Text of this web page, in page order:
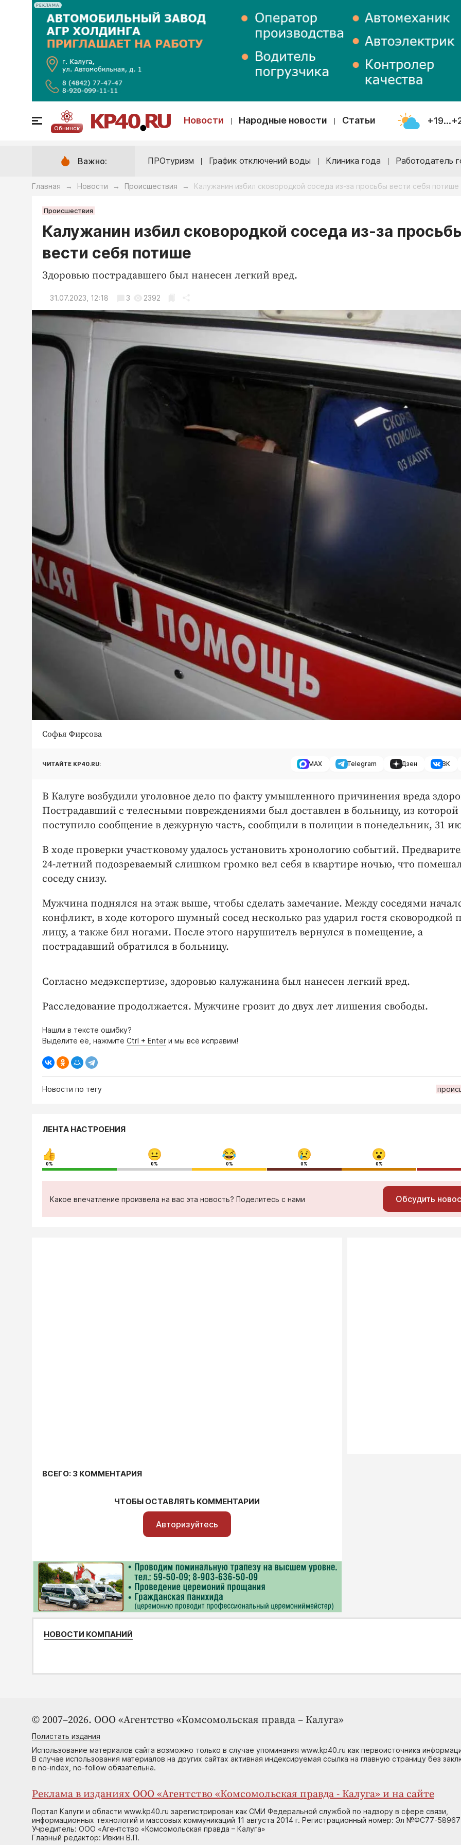
РЕКЛАМА
Обнинск
Новости Народные новости Статьи
Важно: ПРОтуризм График отключений воды Клиника года Работодатель
Главная → Новости → Происшествия → Калужанин избил сковородкой соседа из-за просьбы вести себя потише
Происшествия
Калужанин избил сковородкой соседа из-за
вести себя потише
Здоровью пострадавшего был нанесен легкий вред.
31.07.2023, 12:18 3 2392
Софья Фирсова
ЧИТАЙТЕ KP40.RU: MAX Telegram Дзен ВК
В Калуге возбудили уголовное дело по факту умышленного причинения вреда
Пострадавший с телесными повреждениями был доставлен в больницу, из которой
поступило сообщение в дежурную часть, сообщили в полиции в понедельник, 31
В ходе проверки участковому удалось установить хронологию событий.
24-летний подозреваемый слишком громко вел себя в квартире ночью, что
соседу снизу.
Мужчина поднялся на этаж выше, чтобы сделать замечание. Между соседями
конфликт, в ходе которого шумный сосед несколько раз ударил гостя сковородкой
лицу, а также бил ногами. После этого нарушитель вернулся в помещение, а
пострадавший обратился в больницу.
Согласно медэкспертизе, здоровью калужанина был нанесен легкий вред.
Расследование продолжается. Мужчине грозит до двух лет лишения свободы.
Нашли в тексте ошибку?
Выделите её, нажмите Ctrl + Enter и мы всё исправим!
Новости по тегу
ЛЕНТА НАСТРОЕНИЯ
0% 0% 0% 0% 0%
Какое впечатление произвела на вас эта новость? Поделитесь с нами Обсудить
ВСЕГО: 3 КОММЕНТАРИЯ
ЧТОБЫ ОСТАВЛЯТЬ КОММЕНТАРИИ
Авторизуйтесь
НОВОСТИ КОМПАНИЙ
© 2007–2026. ООО «Агентство «Комсомольская правда – Калуга»
Полистать издания
Использование материалов сайта возможно только в случае упоминания www.kp40.ru как первоисточника
В случае использования материалов на других сайтах активная индексируемая ссылка на главную страницу без
в no-index, no-follow обязательна.
Реклама в изданиях ООО «Агентство «Комсомольская правда - Калуга» и на сайте
Портал Калуги и области www.kp40.ru зарегистрирован как СМИ Федеральной службой по надзору в сфере связи,
информационных технологий и массовых коммуникаций 11 августа 2014 г. Регистрационный номер: Эл №ФС77-58967
Учредитель: ООО «Агентство «Комсомольская правда – Калуга»
Главный редактор: Ивкин В.П.